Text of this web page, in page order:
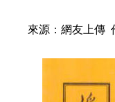
來源：網友上傳